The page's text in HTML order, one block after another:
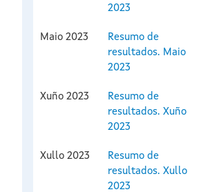
2023
Maio 2023
Resumo de
resultados. Maio
2023
Xuño 2023
Resumo de
resultados. Xuño
2023
Xullo 2023
Resumo de
resultados. Xullo
2023